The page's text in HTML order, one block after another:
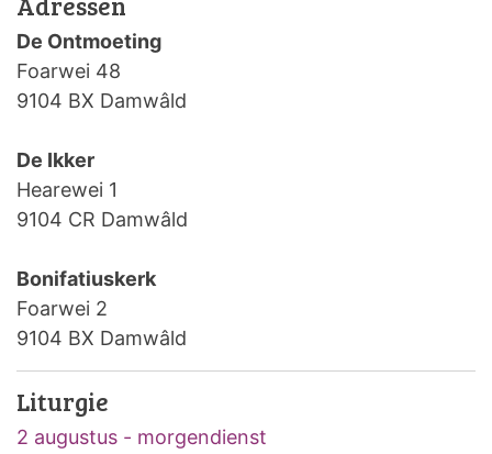
De Ontmoeting
Foarwei 48
9104 BX Damwâld
De Ikker
Hearewei 1
9104 CR Damwâld
Bonifatiuskerk
Foarwei 2
9104 BX Damwâld
Liturgie
2 augustus - morgendienst